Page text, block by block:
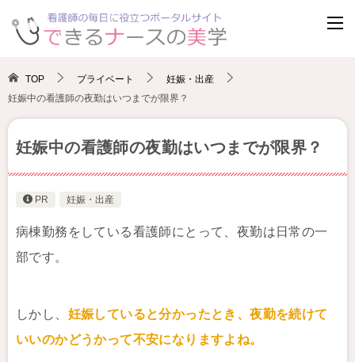
TOP プライベート
妊娠・出産
妊娠中の看護師の夜勤はいつまでが限界？
妊娠中の看護師の夜勤はいつまでが限界？
PR 妊娠・出産
病棟勤務をしている看護師にとって、夜勤は日常の一
部です。
しかし、 妊娠していると分かったとき、夜勤を続けて
いいのかどうかって不安になりますよね。